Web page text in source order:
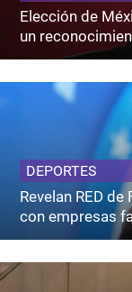
Elección de
un
DEPORTES
Revelan RED de
con empresas